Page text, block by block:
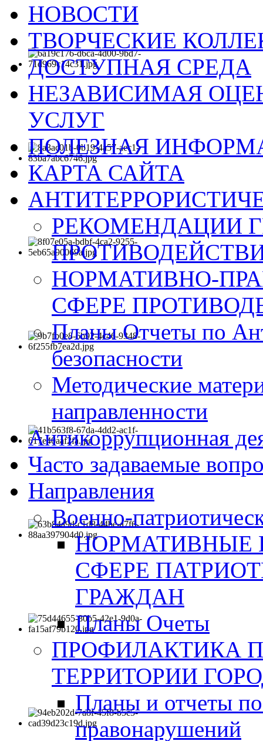
НОВОСТИ
ТВОРЧЕСКИЕ
ДОСТУПНАЯ СРЕДА
НЕЗАВИСИМАЯ
УСЛУГ
ПОЛЕЗНАЯ
КАРТА САЙТА
РЕКОМЕНДАЦИИ
НОРМАТИВНО-
СФЕРЕ
Планы Отчеты по
безопасности
Методические
направленности
Антикоррупционная
Часто задаваемые
Направления
Военно-
НОРМАТИВНЫЕ
СФЕРЕ
ГРАЖДАН
Планы Очеты
ПРОФИЛАКТИКА
ТЕРРИТОРИИ
Планы и отчеты
правонарушений